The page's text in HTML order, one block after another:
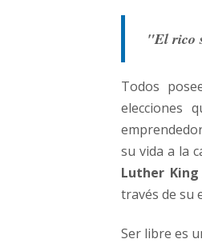
"El rico
Todos
elecciones
su vida a la
Luther King
través de su
Ser libre es